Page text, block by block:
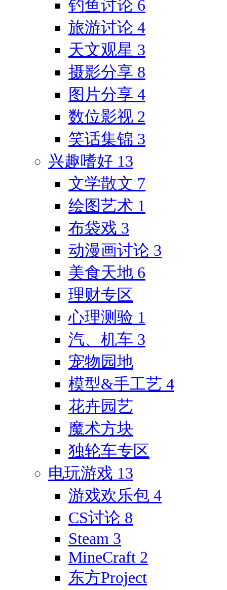
钓鱼讨论 6
旅游讨论 4
天文观星 3
摄影分享 8
图片分享 4
数位影视 2
笑话集锦 3
兴趣嗜好 13
文学散文 7
绘图艺术 1
布袋戏 3
动漫画讨论 3
美食天地 6
理财专区
心理测验 1
汽、机车 3
宠物园地
模型&手工艺 4
花卉园艺
魔术方块
独轮车专区
电玩游戏 13
游戏欢乐包 4
CS讨论 8
Steam 3
MineCraft 2
东方Project